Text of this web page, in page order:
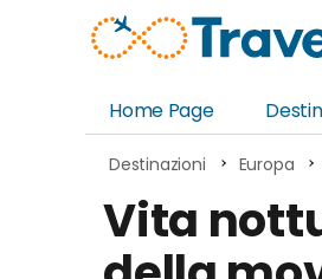
Home Page
Nord
Destinazioni Europa
Vita